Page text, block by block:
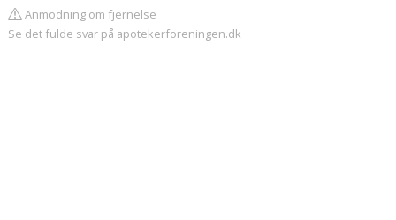
Anmodning om fjernelse
Se det fulde svar på apotekerforeningen.dk